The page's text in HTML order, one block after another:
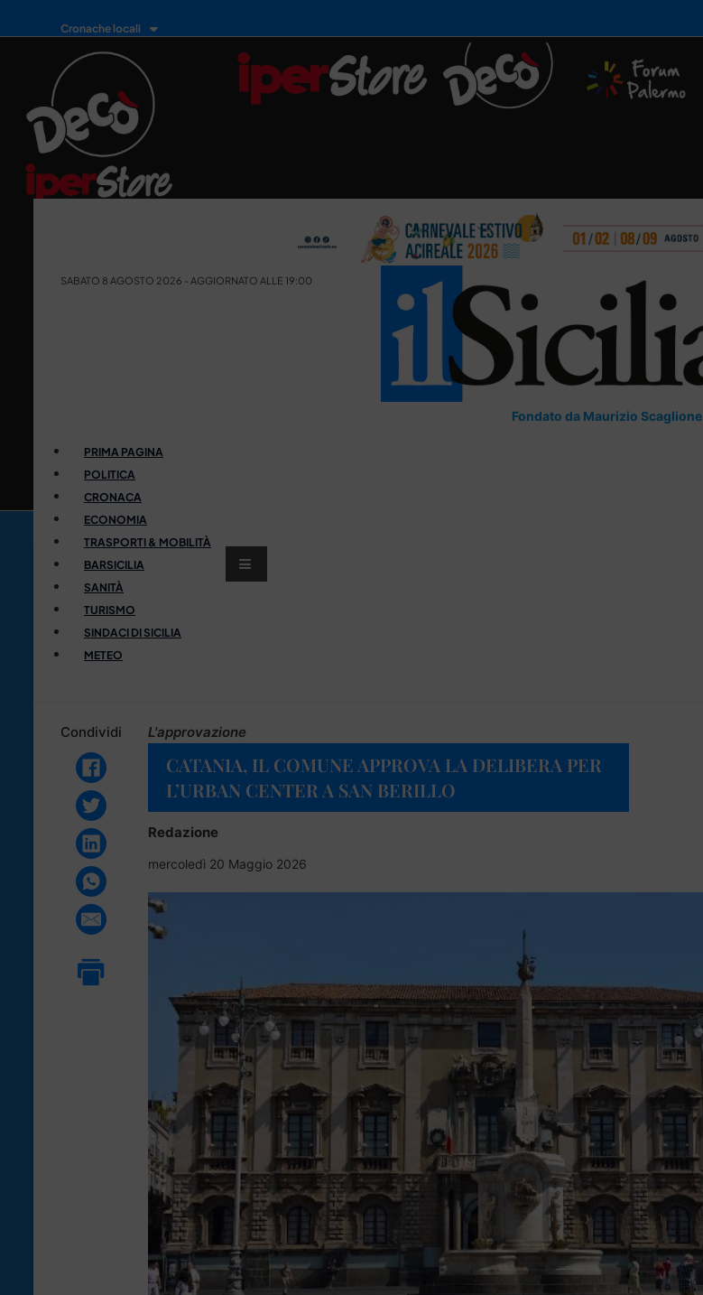
Cronache locali
SABATO 8 AGOSTO 2026 - AGGIORNATO ALLE 19:00
Fondato da Maurizio Scaglione
PRIMA PAGINA
POLITICA
CRONACA
ECONOMIA
TRASPORTI & MOBILITÀ
BARSICILIA
SANITÀ
TURISMO
SINDACI DI SICILIA
METEO
Condividi L'approvazione
CATANIA, IL COMUNE APPROVA LA DELIBERA PER
L’URBAN CENTER A SAN BERILLO
Redazione
mercoledì 20 Maggio 2026